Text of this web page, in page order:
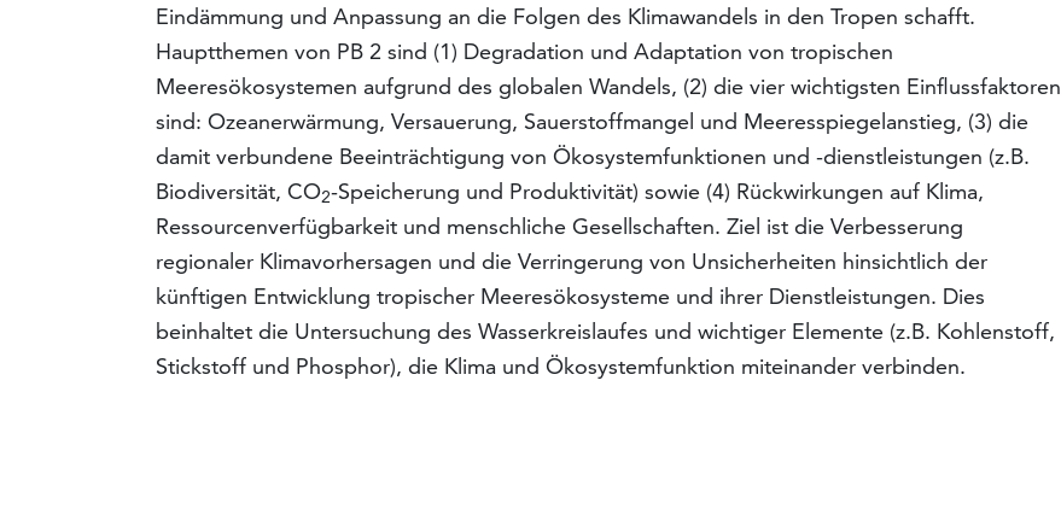
Eindämmung und Anpassung an die Folgen des Klimawan­dels in den Tropen schafft.
Hauptthemen von PB 2 sind (1) Degradation und Adaptation von tropischen
Meeresökosystemen aufgrund des globalen Wandels, (2) die vier wichtigsten Einfluss­faktoren
sind: Ozeanerwärmung, Versauerung, Sauerstoffmangel und Meeresspiegelanstieg, (3) die
damit verbundene Beeinträchtigung von Ökosystemfunktionen und -dienstleistungen (z.B.
Biodiversität, CO2-Speicherung und Produktivität) sowie (4) Rückwirkungen auf Klima,
Ressourcenverfügbarkeit und menschliche Gesellschaften. Ziel ist die Verbesserung
regionaler Klimavorhersagen und die Verringerung von Unsicherheiten hinsichtlich der
künftigen Entwick­lung tropischer Meeresökosysteme und ihrer Dienstleistungen. Dies
beinhaltet die Untersuchung des Wasserkreislaufes und wichtiger Elemente (z.B. Kohlenstoff,
Stickstoff und Phosphor), die Klima und Ökosystemfunktion miteinander verbinden.